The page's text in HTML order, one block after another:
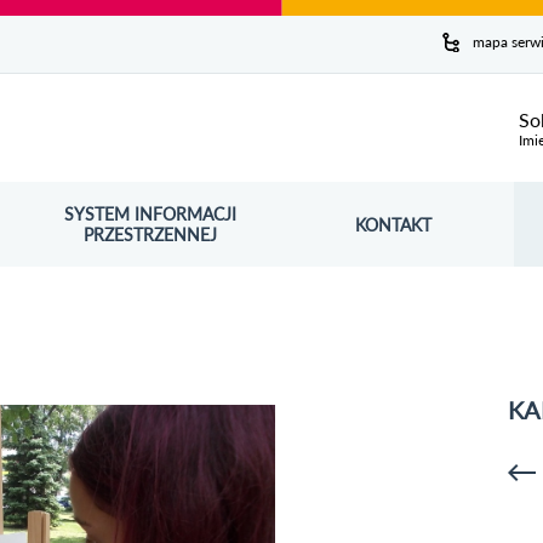
mapa
SYSTEM INFORMACJI
PRZESTRZENNEJ
OTWORZY SIĘ W NOWYM OKNIE KONTAKT